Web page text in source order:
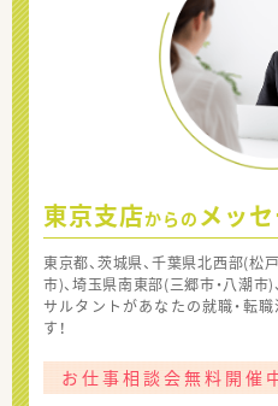
東京支店からの メッ
東京都、茨城県、千葉県北西部(松
市)、埼玉県南東部(三郷市・八潮
サルタントがあなたの就職・転
す！
お仕事相談会無料開催中